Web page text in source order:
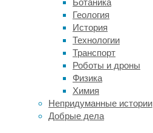
Ботаника
Геология
История
Технологии
Транспорт
Роботы и дроны
Физика
Химия
Непридуманные истории
Добрые дела
(США)
поясняют,
что,
вероятно,
первом
случае
надбровные
дуги